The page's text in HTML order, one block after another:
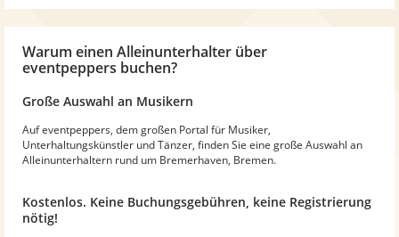
Warum einen Alleinunterhalter über
eventpeppers buchen?
Große Auswahl an Musikern
Auf eventpeppers, dem großen Portal für Musiker,
Unterhaltungskünstler und Tänzer, finden Sie eine große Auswahl an
Alleinunterhaltern rund um Bremerhaven, Bremen.
Kostenlos. Keine Buchungsgebühren, keine Registrierung
nötig!